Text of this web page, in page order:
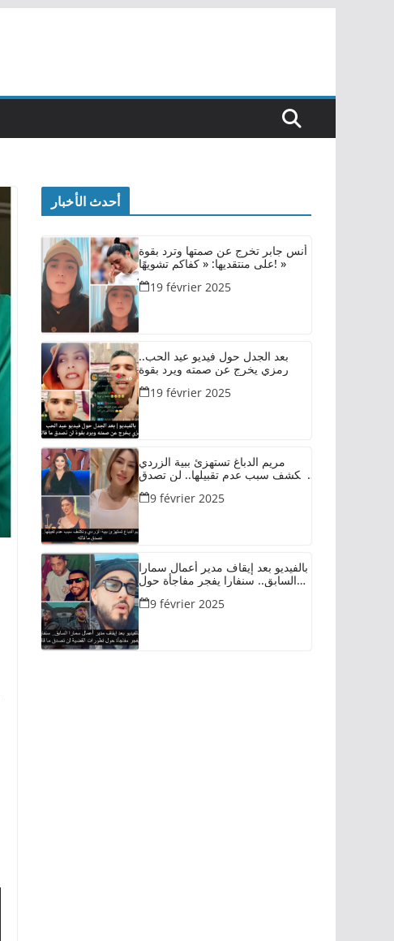
أحدث الأخبار
أنس جابر تخرج عن صمتها وترد بقوة
على منتقديها: « كفاكم تشويهًا! »
19 février 2025
بعد الجدل حول فيديو عيد الحب..
رمزي يخرج عن صمته ويرد بقوة
19 février 2025
مريم الدباغ تستهزئ ببية الزردي
وتكشف سبب عدم تقبيلها.. لن تصدق
ما قالته
9 février 2025
بالفيديو بعد إيقاف مدير أعمال سمارا
السابق.. سنفارا يفجر مفاجأة حول
تطورات القضية لن تصدق ما قاله
9 février 2025